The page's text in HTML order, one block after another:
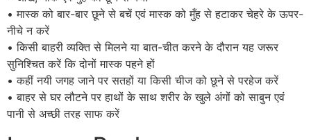
• मास्क को बार-बार छूने से बचें एवं मास्क को मुँह से हटाकर चेहरे के ऊपर-
नीचे न करें
• किसी बाहरी व्यक्ति से मिलने या बात-चीत करने के दौरान यह जरूर
सुनिश्चित करें कि दोनों मास्क पहने हों
• कहीं नयी जगह जाने पर सतहों या किसी चीज को छूने से परहेज करें
• बाहर से घर लौटने पर हाथों के साथ शरीर के खुले अंगों को साबुन एवं
पानी से अच्छी तरह साफ करें